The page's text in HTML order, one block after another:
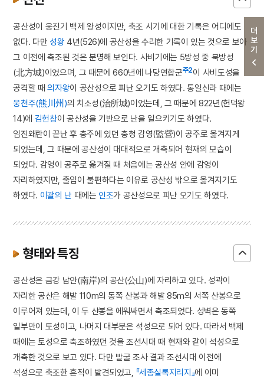
더보기
공산성이 웅진기 백제 왕성이지만, 축조 시기에 대한 기록은 어디에도
없다. 다만 성왕 4년(526)에 공산성을 수리한 기록이 있는 것으로 보아
그 이전에 축조된 것은 분명해 보인다. 사비기에는 5방성 중 북방성
(北方城)이었으며, 그 때문에 660년에 나당연합군주2이 사비도성을
공격할 때의자왕이 공산성으로 피난 오기도 하였다. 통일신라 때에는
웅천주(熊川州)의 치소성(治所城)이었는데, 그 때문에 822년(헌덕왕
14)에 김헌창이 공산성을 기반으로 난을 일으키기도 하였다.
임진왜란이 끝난 후 충주에 있던 충청 감영(監營)이 공주로 옮겨지게
되었는데, 그 때문에 공산성이 대대적으로 개축되어 현재의 모습이
되었다. 감영이 공주로 옮겨질 때 처음에는 공산성 안에 감영이
자리하였지만, 출입이 불편하다는 이유로 공산성 밖으로 옮겨지기도
하였다. 이괄의 난 때에는 인조가 공산성으로 피난 오기도 하였다.
형태와 특징
공산성은 금강 남안(南岸)의 공산(公山)에 자리하고 있다. 성곽이
자리한 공산은 해발 110m의 동쪽 산봉과 해발 85m의 서쪽 산봉으로
이루어져 있는데, 이 두 산봉을 에워싸면서 축조되었다. 성벽은 동쪽
일부만이 토성이고, 나머지 대부분은 석성으로 되어 있다. 따라서 백제
때에는 토성으로 축조하였던 것을 조선시대 때 현재와 같이 석성으로
개축한 것으로 보고 있다. 다만 발굴 조사 결과 조선시대 이전에
석성으로 축조한 흔적이 발견되었고, 『세종실록지리지』에 이미